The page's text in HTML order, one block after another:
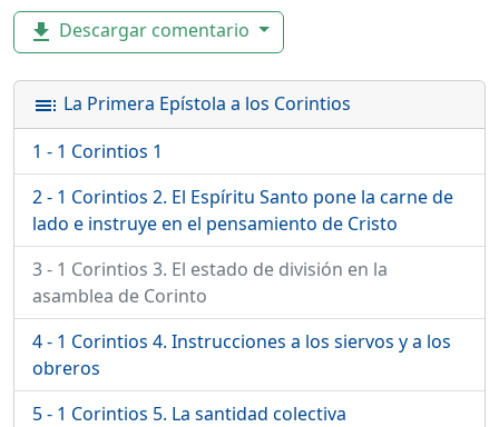
file_download Descargar comentario
toc La Primera Epístola a los Corintios
1 - 1 Corintios 1
2 - 1 Corintios 2. El Espíritu Santo pone la carne de
lado e instruye en el pensamiento de Cristo
3 - 1 Corintios 3. El estado de división en la
asamblea de Corinto
4 - 1 Corintios 4. Instrucciones a los siervos y a los
obreros
5 - 1 Corintios 5. La santidad colectiva